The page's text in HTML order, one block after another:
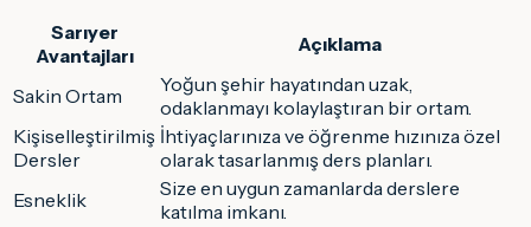
Sarıyer
Avantajları
Açıklama
Sakin Ortam
Yoğun şehir hayatından uzak,
odaklanmayı kolaylaştıran bir ortam.
Kişiselleştirilmiş
Dersler
İhtiyaçlarınıza ve öğrenme hızınıza özel
olarak tasarlanmış ders planları.
Esneklik
Size en uygun zamanlarda derslere
katılma imkanı.